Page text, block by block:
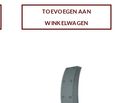
TOEVOEGEN AAN
WINKELWAGEN